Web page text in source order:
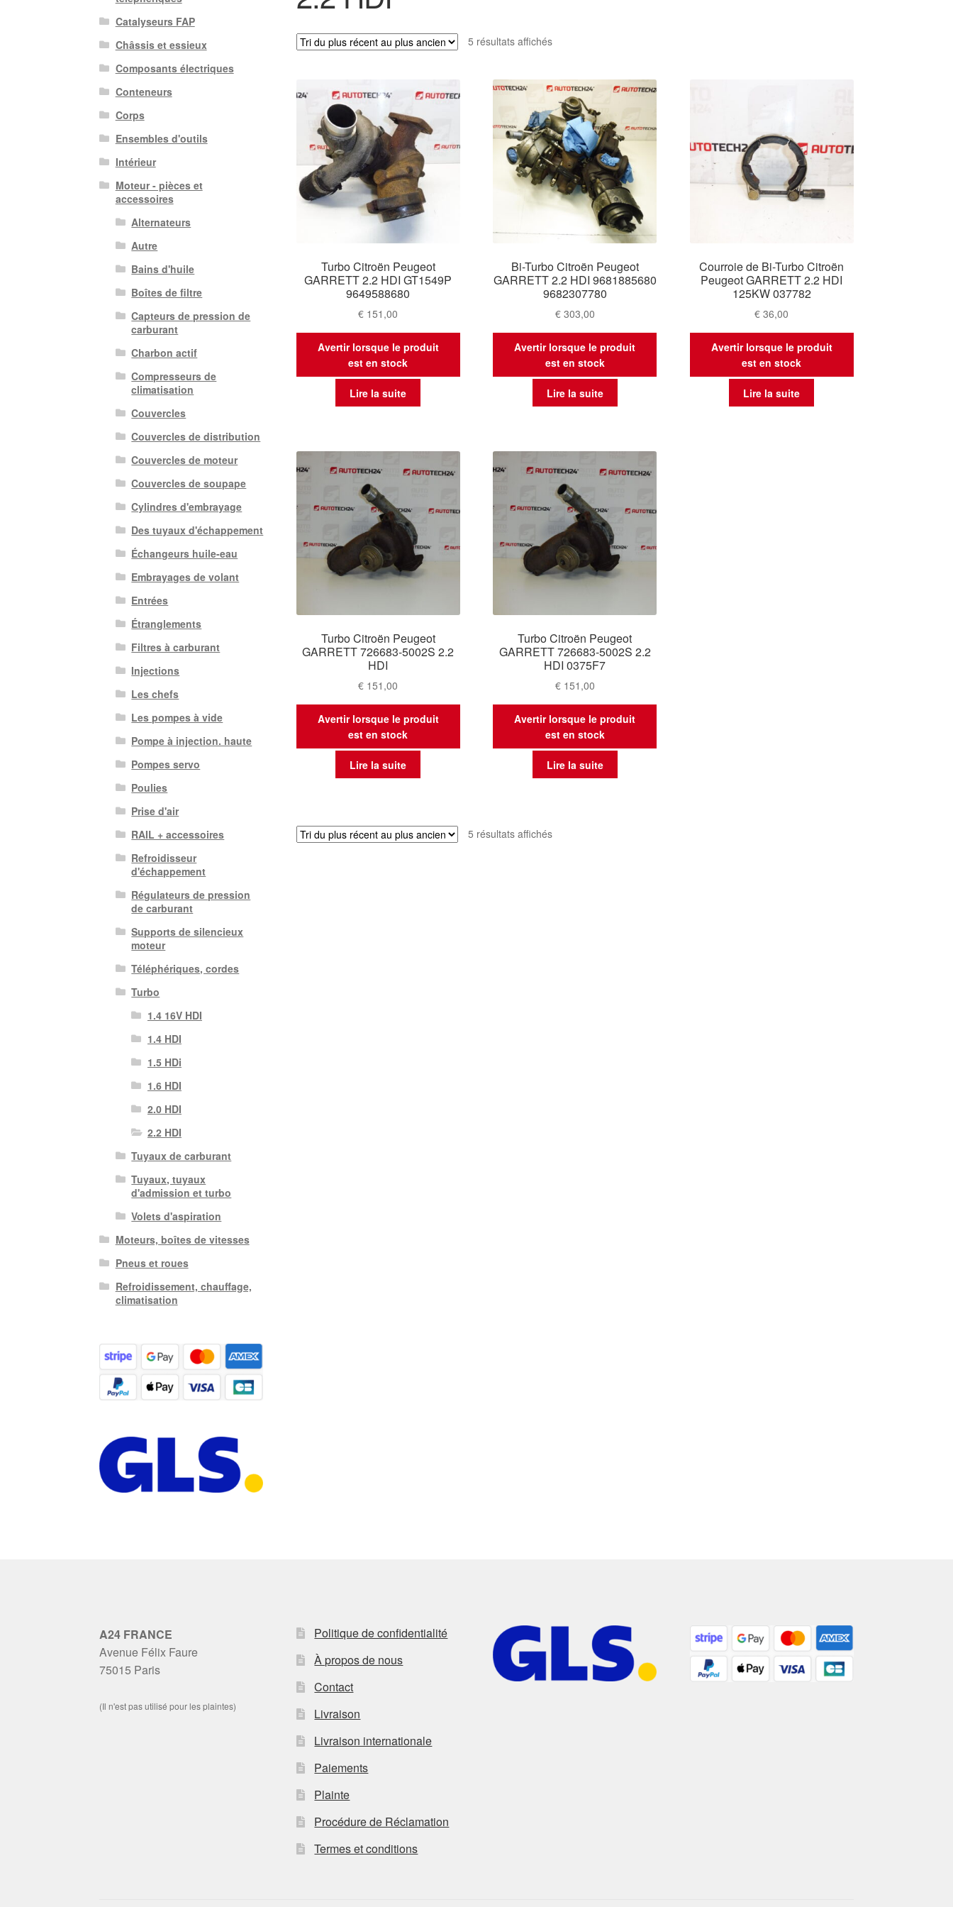
5 résultats affichésTrié
récent
au
plus
ancien
Turbo Citroën Peugeot
GARRETT 2.2 HDI GT1549P
9649588680
€ 151,00
Avertir lorsque le produit
est en stock
Lire la suite
Bi-Turbo Citroën Peugeot
GARRETT 2.2 HDI 9681885680
9682307780
€303,00
Avertir lorsque le produit
est en stock
Lire la suite
Courroie de Bi-Turbo Citroën
Peugeot GARRETT 2.2 HDI
125KW 037782
€ 36,00
Avertir lorsque le produit
est en stock
Lire la suite
Turbo Citroën Peugeot
GARRETT 726683-5002S 2.2
HDI
€ 151,00
Avertir lorsque le produit
est en stock
Lire la suite
Turbo Citroën Peugeot
GARRETT 726683-5002S 2.2
HDI 0375F7
€151,00
Avertir lorsque le produit
est en stock
Lire la suite
5 résultats affichésTrié
Catalyseurs FAP
Châssis et essieux
Composants électriques
Conteneurs
Corps
Ensembles d'outils
Intérieur
Moteur - pièces et
accessoires
Alternateurs
Autre
Bains d'huile
Boîtes de filtre
Capteurs de pression de
carburant
Charbon actif
Compresseurs de
climatisation
Couvercles
Couvercles de distribution
Couvercles de moteur
Couvercles de soupape
Cylindres d'embrayage
Des tuyaux d'échappement
Échangeurs huile-eau
Embrayages de volant
Entrées
Étranglements
Filtres à carburant
Injections
Les chefs
Les pompes à vide
Pompe à injection. haute
Pompes servo
Poulies
Prise d'air
RAIL + accessoires
Refroidisseur
d'échappement
Régulateurs de pression
de carburant
Supports de silencieux
moteur
Téléphériques, cordes
Turbo
1.4 16V HDI
1.4 HDI
1.5 HDi
1.6 HDI
2.0 HDI
2.2 HDI
Tuyaux de carburant
Tuyaux, tuyaux
d'admission et turbo
Volets d'aspiration
Moteurs, boîtes de vitesses
Pneus et roues
Refroidissement, chauffage,
climatisation
A24 FRANCE
Avenue Félix Faure
75015 Paris
(Il n'est pas utilisé pour les plaintes)
Politique de confidentialité
À propos de nous
Contact
Livraison
Livraison internationale
Paiements
Plainte
Procédure de Réclamation
Termes et conditions